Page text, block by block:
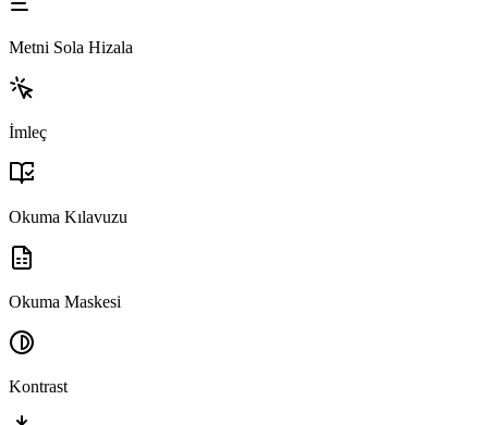
Metni Sola Hizala
İmleç
Okuma Kılavuzu
Okuma Maskesi
Kontrast